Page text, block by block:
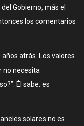
Gobierno, más el
los comentarios
atrás. Los valores
no necesita
Él sabe: es
solares no es